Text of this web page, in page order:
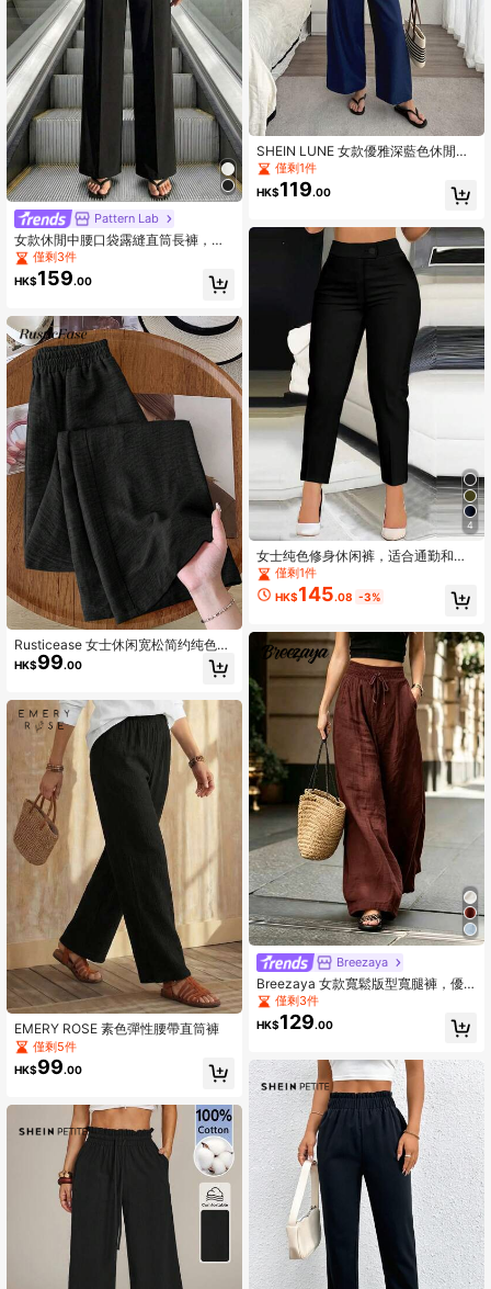
Pattern Lab
女款休閒中腰口袋露縫直筒長褲，適
合日常穿著，秋冬黑色
僅剩3件
HK$159.00
Rusticease 女士休闲宽松简约纯色松
紧腰阔腿裤
HK$99.00
EMERY ROSE 素色彈性腰帶直筒褲
僅剩5件
HK$99.00
SHEIN LUNE 女款優雅深藍色休閒秋
季高腰寬腿褲，正式通勤與購物夏季
適用
僅剩1件
HK$119.00
4
女士纯色修身休闲裤，适合通勤和日
常穿着，黑色，春季款
僅剩1件
HK$145.08 -3%
Breezaya
Breezaya 女款寬鬆版型寬腿褲，優
雅法式風格素色，夏季、波西米亞
風、度假、假日休閒百搭通勤日常海
灘
僅剩3件
HK$129.00